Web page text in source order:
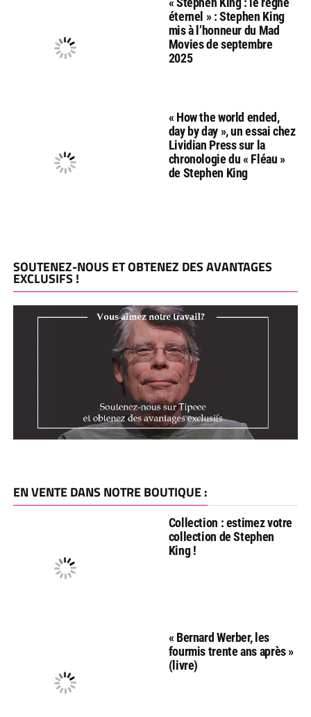
éternel » : Stephen King
mis à l’honneur du Mad
Movies de septembre
2025
« How the world ended,
day by day », un essai chez
Lividian Press sur la
chronologie du « Fléau »
de Stephen King
SOUTENEZ-NOUS ET OBTENEZ DES AVANTAGES
EXCLUSIFS !
EN VENTE DANS NOTRE BOUTIQUE :
Collection : estimez votre
collection de Stephen
King !
« Bernard Werber, les
fourmis trente ans après »
(livre)